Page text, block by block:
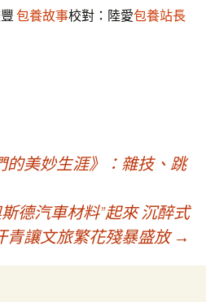
豐 包養故事校對：陸愛包養站長
的美妙生涯》：雜技、跳
斯德汽車材料”起來 沉醉式
青讓文旅繁花殘暴盛放 →